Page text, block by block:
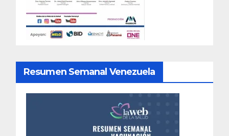
Resumen Semanal Venezuela